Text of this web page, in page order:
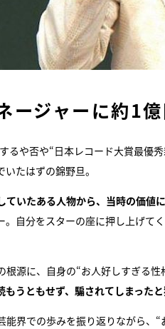
ージャーに約1
るや否や“日本レコード大賞最優
たはずの錦野旦。
ていたある人物から、当時の価値
。自分をスターの座に押し上げて
根源に、自身の“お人好しすぎる性
もうともせず、騙されてしまったと
能界での歩みを振り返りながら、